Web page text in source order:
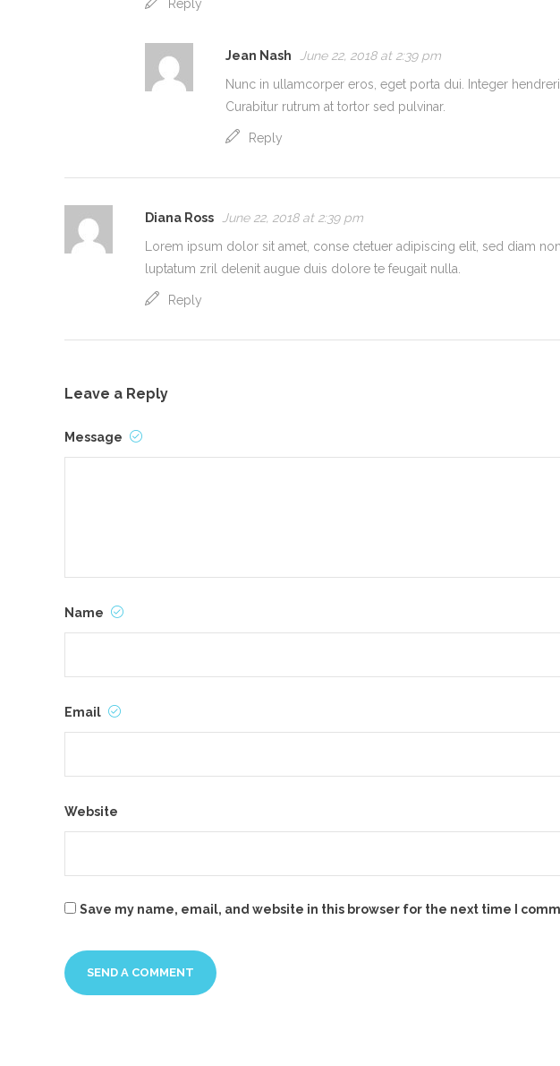
Reply
Jean Nash
June 22, 2018 at 2:39 pm
Nunc in ullamcorper eros, eget porta dui. Integer
Curabitur rutrum at tortor sed pulvinar.
Reply
Diana Ross
June 22, 2018 at 2:39 pm
Lorem ipsum dolor sit amet, conse ctetuer adipiscing elit, sed diam
luptatum zril delenit augue duis dolore te feugait nulla.
Reply
Leave a Reply
Message
Name
Email
Website
Save my name, email, and website in this browser for the next time I